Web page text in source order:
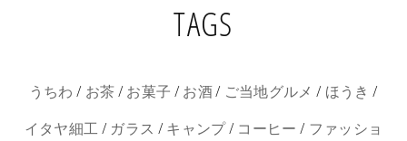
TAGS
うちわ / お茶 / お菓子 / お酒/ ご当地グルメ / ほうき /
イタヤ細工 / ガラス / キャンプ/ コーヒー / ファッショ